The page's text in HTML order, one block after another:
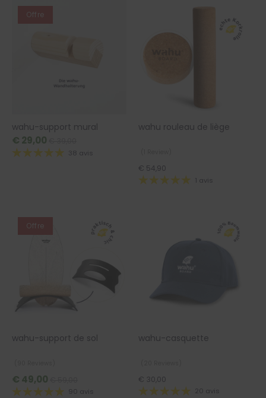
Offre
wahu-support mural
€ 29,00
38 avis
wahu rouleau de liège
€ 54,90
1 avis
Offre
wahu-support de sol
€ 49,00
90 avis
wahu-casquette
€ 30,00
20 avis